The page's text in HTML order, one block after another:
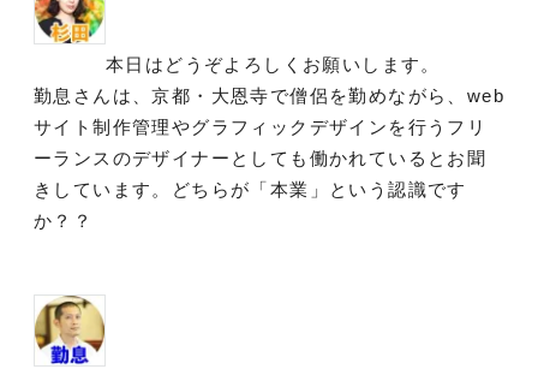
本日はどうぞよろしくお願いします。
勤息さんは、京都・大恩寺で僧侶を勤めながら、web
サイト制作管理やグラフィックデザインを行うフリ
ーランスのデザイナーとしても働かれているとお聞
きしています。どちらが「本業」という認識です
か？？